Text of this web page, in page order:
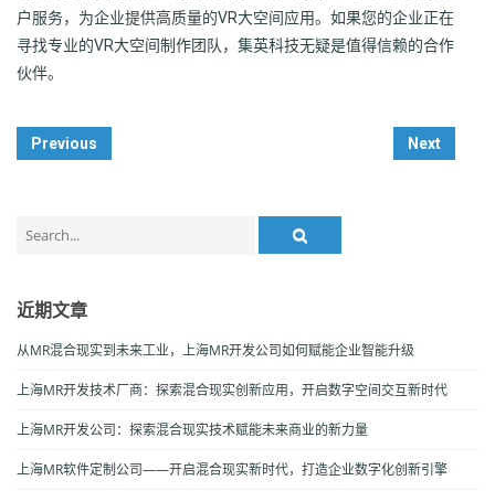
户服务，为企业提供高质量的VR大空间应用。如果您的企业正在
寻找专业的VR大空间制作团队，集英科技无疑是值得信赖的合作
伙伴。
Post
Navigation
Previous Next
for:
近期文章
从MR混合现实到未来工业，上海MR开发公司如何赋能企业智能升级
上海MR开发技术厂商：探索混合现实创新应用，开启数字空间交互新时代
上海MR开发公司：探索混合现实技术赋能未来商业的新力量
上海MR软件定制公司——开启混合现实新时代，打造企业数字化创新引擎